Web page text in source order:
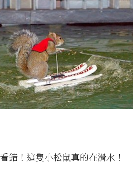
錯！這隻小松鼠真的在滑水！